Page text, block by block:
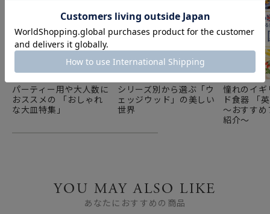
パーティー用や大人数に
おススメの 「おしゃれ
な大皿特集」
シリーズ別から選ぶ「ウ
ェッジウッド」の美しい
世界
憧れのイ
ド食器 「
～おすす
紹介～
YOU MAY ALSO LIKE
あなたにおすすめの商品